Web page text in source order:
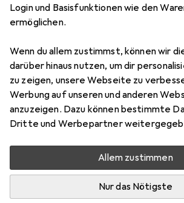
Login und Basisfunktionen wie den
ermöglichen.
Wenn du allem zustimmst, können wir
darüber hinaus nutzen, um dir
zu zeigen, unsere Webseite zu
Werbung auf unseren und anderen
anzuzeigen. Dazu können bestimmte
Dritte und Werbepartner
Allem zustimmen
Nur das Nötigste